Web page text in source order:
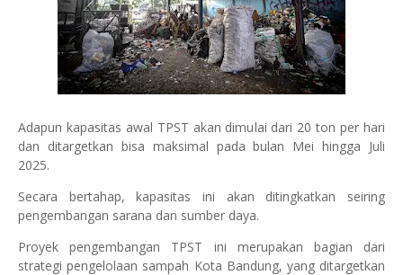
Adapun kapasitas awal TPST akan dimulai dari 20 ton per hari
dan ditargetkan bisa maksimal pada bulan Mei hingga Juli
2025.
Secara bertahap, kapasitas ini akan ditingkatkan seiring
pengembangan sarana dan sumber daya.
Proyek pengembangan TPST ini merupakan bagian dari
strategi pengelolaan sampah Kota Bandung, yang ditargetkan